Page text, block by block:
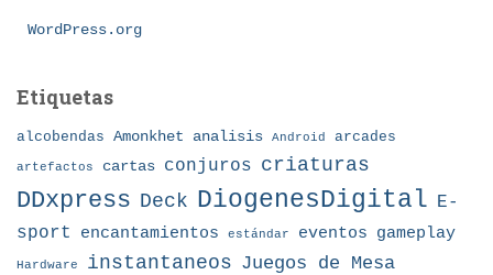
WordPress.org
Etiquetas
alcobendas Amonkhet analisis Android arcades
artefactos cartas conjuros criaturas
DDxpress Deck DiogenesDigital E-
sport
encantamientos estándar eventos gameplay
Hardware instantaneos Juegos de Mesa